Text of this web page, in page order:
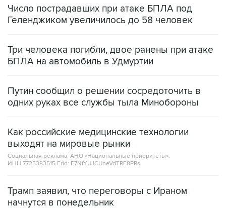
Число пострадавших при атаке БПЛА под
Геленджиком увеличилось до 58 человек
Три человека погибли, двое ранены при атаке
БПЛА на автомобиль в Удмуртии
Путин сообщил о решении сосредоточить в
одних руках все службы тыла Минобороны
Как российские медицинские технологии
выходят на мировые рынки
Социальная реклама, АНО «Национальные приоритеты».
ИНН 7725383515 Erid: F7NfYUJCUneVdTRF8PRs
Трамп заявил, что переговоры с Ираном
начнутся в понедельник